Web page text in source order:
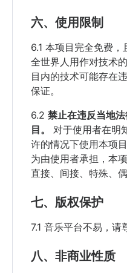
六、使用限制
6.1 本项目完全免费
全世界人用作对技术
目内的技术可能存在
保证。
6.2 禁止在违反当地
目。
对于使用者在明
许的情况下使用本项
为由使用者承担，本
直接、间接、特殊、
七、版权保护
7.1 音乐平台不易，请
八、非商业性质